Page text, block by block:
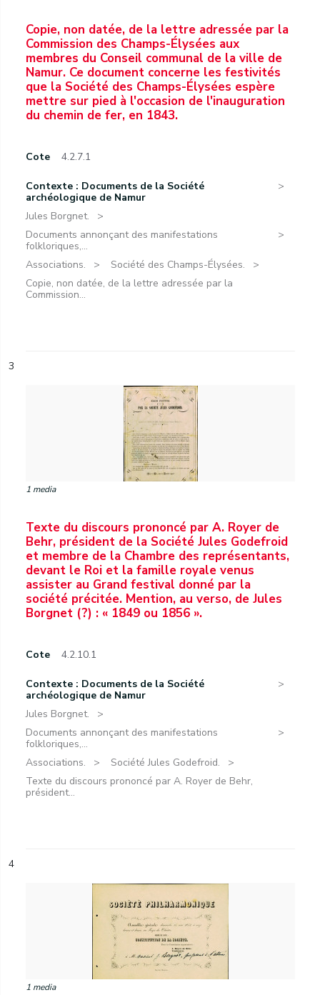
Copie, non datée, de la lettre adressée par la
Commission des Champs-Élysées aux
membres du Conseil communal de la ville de
Namur. Ce document concerne les festivités
que la Société des Champs-Élysées espère
mettre sur pied à l'occasion de l'inauguration
du chemin de fer, en 1843.
Cote 4.2.7.1
Contexte : Documents de la Société
archéologique de Namur
Jules Borgnet.
Documents annonçant des manifestations
folkloriques,...
Associations.
Société des Champs-Élysées.
Copie, non datée, de la lettre adressée par la
Commission...
3
1 media
Texte du discours prononcé par A. Royer de
Behr, président de la Société Jules Godefroid
et membre de la Chambre des représentants,
devant le Roi et la famille royale venus
assister au Grand festival donné par la
société précitée. Mention, au verso, de Jules
Borgnet (?) : « 1849 ou 1856 ».
Cote 4.2.10.1
Contexte : Documents de la Société
archéologique de Namur
Jules Borgnet.
Documents annonçant des manifestations
folkloriques,...
Associations.
Société Jules Godefroid.
Texte du discours prononcé par A. Royer de Behr,
président...
4
1 media